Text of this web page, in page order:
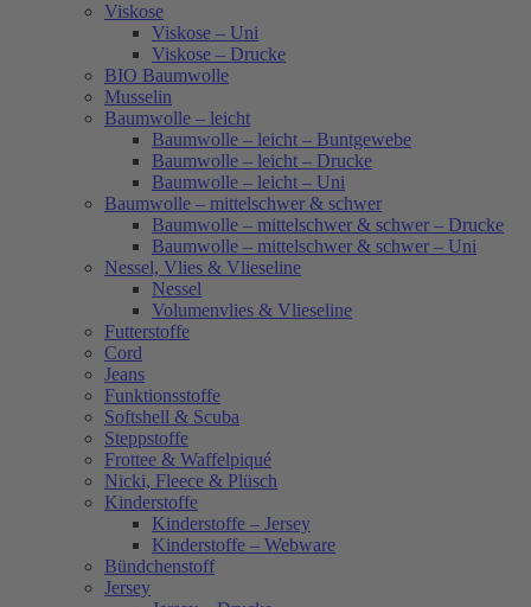
Viskose
Viskose – Uni
Viskose – Drucke
BIO Baumwolle
Musselin
Baumwolle – leicht
Baumwolle – leicht – Buntgewebe
Baumwolle – leicht – Drucke
Baumwolle – leicht – Uni
Baumwolle – mittelschwer & schwer
Baumwolle – mittelschwer & schwer – Drucke
Baumwolle – mittelschwer & schwer – Uni
Nessel, Vlies & Vlieseline
Nessel
Volumenvlies & Vlieseline
Futterstoffe
Cord
Jeans
Funktionsstoffe
Softshell & Scuba
Steppstoffe
Frottee & Waffelpiqué
Nicki, Fleece & Plüsch
Kinderstoffe
Kinderstoffe – Jersey
Kinderstoffe – Webware
Bündchenstoff
Jersey